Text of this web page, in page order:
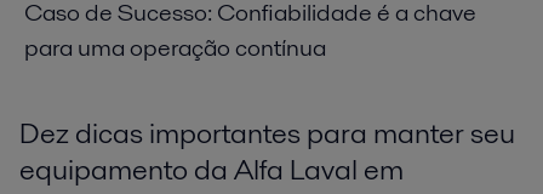
Caso de Sucesso: Confiabilidade é a chave
para uma operação contínua
Dez dicas importantes para manter seu
equipamento da Alfa Laval em